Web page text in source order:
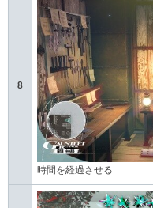
8
時間を経過させる